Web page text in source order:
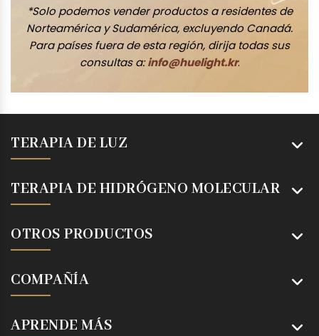
*Solo podemos vender productos a residentes de
Norteamérica y Sudamérica, excluyendo Canadá.
Para países fuera de esta región, dirija todas sus
consultas a:info@huelight.kr.
TERAPIA DE LUZ
TERAPIA DE HIDRÓGENO MOLECULAR
OTROS PRODUCTOS
COMPAÑÍA
APRENDE MÁS